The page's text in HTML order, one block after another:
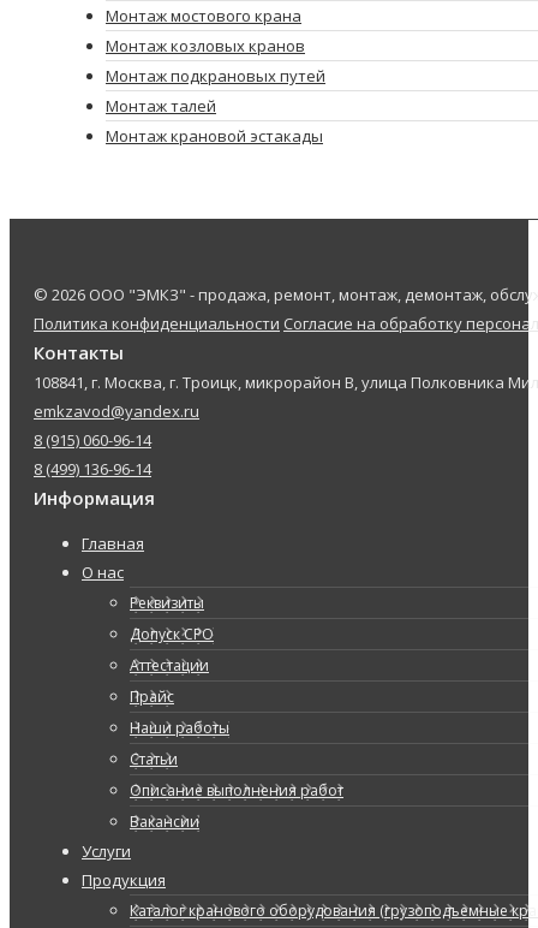
Монтаж мостового крана
Монтаж козловых кранов
Монтаж подкрановых путей
Монтаж талей
Монтаж крановой эстакады
© 2026 ООО "ЭМКЗ" - продажа, ремонт, монтаж, демонтаж,
Политика конфиденциальности Согласие на обработку
Контакты
108841, г. Москва, г. Троицк, микрорайон В, улица Полковника
emkzavod@yandex.ru
8 (915) 060-96-14
8 (499) 136-96-14
Информация
Главная
О нас
Реквизиты
Допуск СРО
Аттестации
Прайс
Наши работы
Статьи
Описание выполнения работ
Вакансии
Услуги
Продукция
Каталог кранового оборудования (грузоподъемные